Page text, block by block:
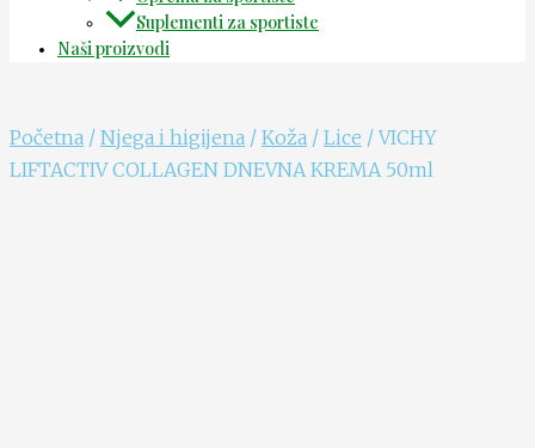
Suplementi za sportiste
Naši proizvodi
Početna / Njega i higijena / Koža / Lice / VICHY
LIFTACTIV COLLAGEN DNEVNA KREMA 50ml